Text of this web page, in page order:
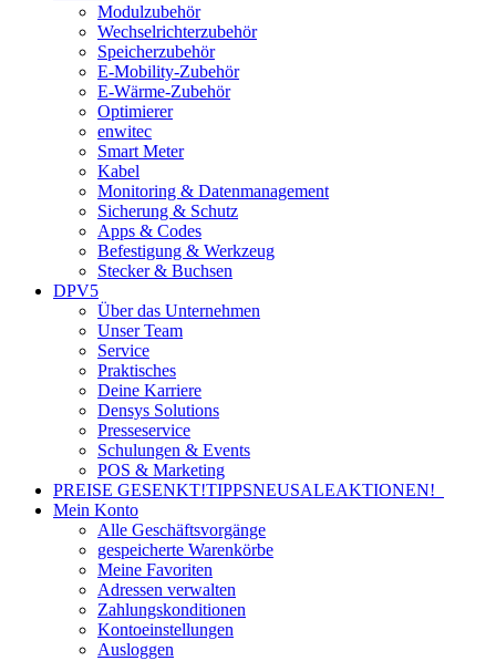
Modulzubehör
Wechselrichterzubehör
Speicherzubehör
E-Mobility-Zubehör
E-Wärme-Zubehör
Optimierer
enwitec
Smart Meter
Kabel
Monitoring & Datenmanagement
Sicherung & Schutz
Apps & Codes
Befestigung & Werkzeug
Stecker & Buchsen
DPV5
Über das Unternehmen
Unser Team
Service
Praktisches
Deine Karriere
Densys Solutions
Presseservice
Schulungen & Events
POS & Marketing
PREISE GESENKT!TIPPSNEUSALEAKTIONEN!
Mein Konto
Alle Geschäftsvorgänge
gespeicherte Warenkörbe
Meine Favoriten
Adressen verwalten
Zahlungskonditionen
Kontoeinstellungen
Ausloggen